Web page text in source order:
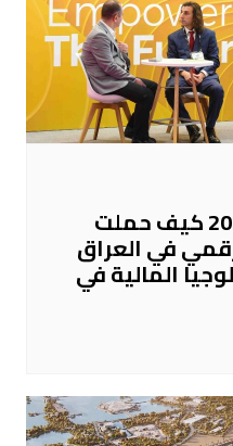
موني 20/20 أوروبا 2026 كيف حملت
في العراق
المالية في